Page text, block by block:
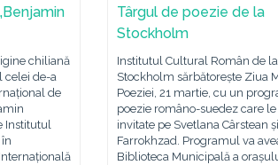
chiliană
celei de-a
de
Institutul
Târgul de poezie de la
Stockholm
Institutul Cultural Român de la
Stockholm sărbătorește Ziua
Poeziei, 21 martie, cu un
poezie româno-suedez care le
invitate pe Svetlana Cârstean
Farrokhzad. Programul va
Biblioteca Municipală a